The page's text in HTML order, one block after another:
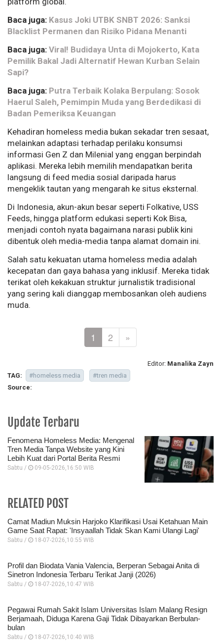
Baca juga: Kasus Joki UTBK SNBT 2026: Sanksi
Blacklist Permanen dan Risiko Pidana Menanti
Baca juga: Viral! Budidaya Unta di Mojokerto, Kata
Pemilik Bakal Jadi Alternatif Hewan Kurban Selain
Sapi?
Baca juga: Putra Terbaik Kolaka Berpulang: Sosok
Haerul Saleh, Pemimpin Muda yang Berdedikasi di
Badan Pemeriksa Keuangan
Kehadiran homeless media bukan sekadar tren sesaat,
melainkan adaptasi terhadap perilaku konsumsi
informasi Gen Z dan Milenial yang enggan berpindah
aplikasi. Mereka lebih memilih mendapatkan berita
langsung di feed media sosial daripada harus
mengeklik tautan yang mengarah ke situs eksternal.
Di Indonesia, akun-akun besar seperti Folkative, USS
Feeds, hingga platform edukasi seperti Kok Bisa,
menjadi contoh nyata bagaimana narasi publik kini
dibentuk oleh media-media tanpa alamat domain ini.
Salah satu kekuatan utama homeless media adalah
kecepatan dan gaya bahasa yang inklusif. Mereka tidak
terikat oleh kekakuan struktur jurnalistik tradisional
yang sering kali dianggap membosankan oleh audiens
muda.
1 2 »
Editor: Manalika Zayn
TAG:
#homeless media
#tren media
Source:
Update Terbaru
Fenomena Homeless Media: Mengenal
Tren Media Tanpa Website yang Kini
Lebih Kuat dari Portal Berita Resmi
Sabtu / 09-05-2026,16:50 WIB
RELATED POST
Camat Madiun Muksin Harjoko Klarifikasi Usai Ketahuan Main
Game Saat Rapat: 'Insyaallah Tidak Skan Kami Ulangi Lagi'
Sabtu / 18-07-2026,10:55 WIB
Profil dan Biodata Vania Valencia, Berperan Sebagai Anita di
Sinetron Indonesia Terbaru Terikat Janji (2026)
Sabtu / 18-07-2026,10:47 WIB
Pegawai Rumah Sakit Islam Universitas Islam Malang Resign
Berjamaah, Diduga Karena Gaji Tidak Dibayarkan Berbulan-
bulan
Sabtu / 18-07-2026,10:40 WIB